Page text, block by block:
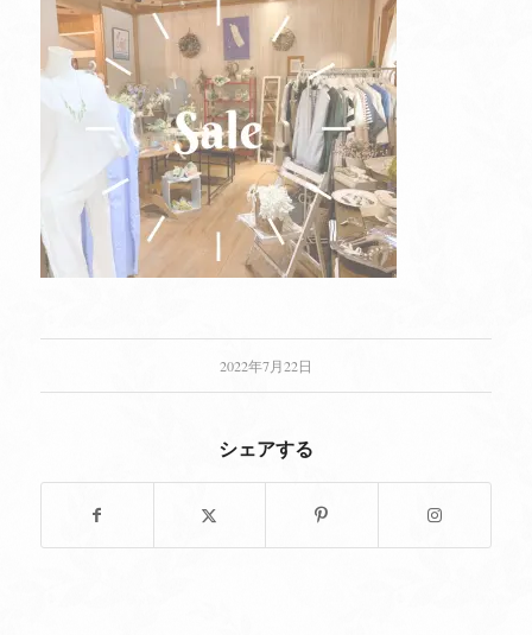
2022年7月22日
シェアする